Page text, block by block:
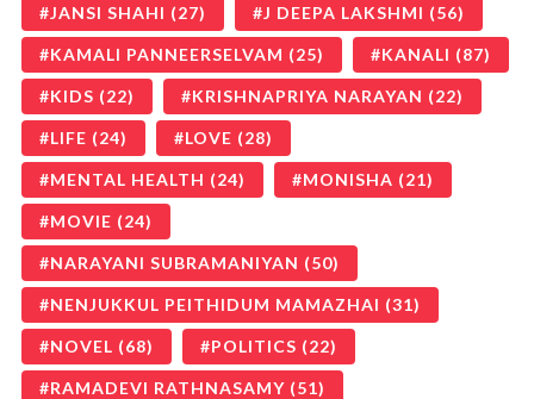
JANSI SHAHI (27) J DEEPA LAKSHMI (56)
KAMALI PANNEERSELVAM (25) KANALI (87)
KIDS (22) KRISHNAPRIYA NARAYAN (22)
LIFE (24) LOVE (28)
MENTAL HEALTH (24) MONISHA (21)
MOVIE (24)
NARAYANI SUBRAMANIYAN (50)
NENJUKKUL PEITHIDUM MAMAZHAI (31)
NOVEL (68) POLITICS (22)
RAMADEVI RATHNASAMY (51)